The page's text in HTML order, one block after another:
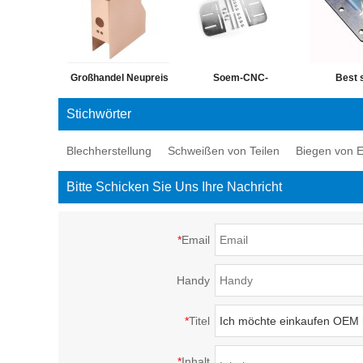
Großhandel Neupreis
Blech OEM Metall
Soem-CNC-
Metallherstellungs-
Best
Produkt
Stichwörter
Blechherstellung Schweißen von Teilen Biegen von
Bitte Schicken Sie Uns Ihre Nachricht
*Email
Handy
*Titel